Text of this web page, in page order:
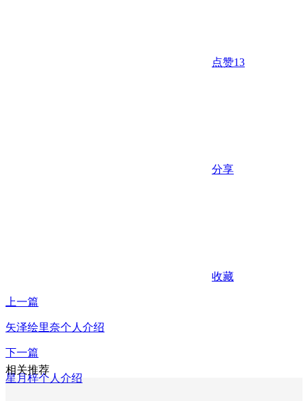
点赞13
分享
收藏
上一篇
矢泽绘里奈个人介绍
下一篇
星月梓个人介绍
相关推荐